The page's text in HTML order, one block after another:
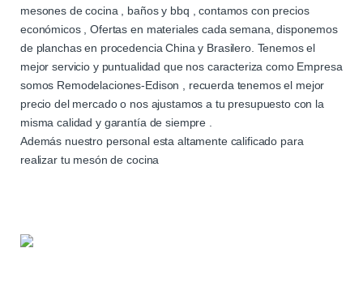
mesones de cocina , baños y bbq , contamos con precios
económicos , Ofertas en materiales cada semana, disponemos
de planchas en procedencia China y Brasilero. Tenemos el
mejor servicio y puntualidad que nos caracteriza como Empresa
somos Remodelaciones-Edison , recuerda tenemos el mejor
precio del mercado o nos ajustamos a tu presupuesto con la
misma calidad y garantía de siempre .
Además nuestro personal esta altamente calificado para
realizar tu mesón de cocina